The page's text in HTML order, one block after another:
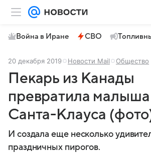
Война в Иране СВО
20 декабря 2019 Новости Mail Общество
Пекарь из Канады
превратила
Санта-Клауса
И создала еще несколько
праздничных пирогов.